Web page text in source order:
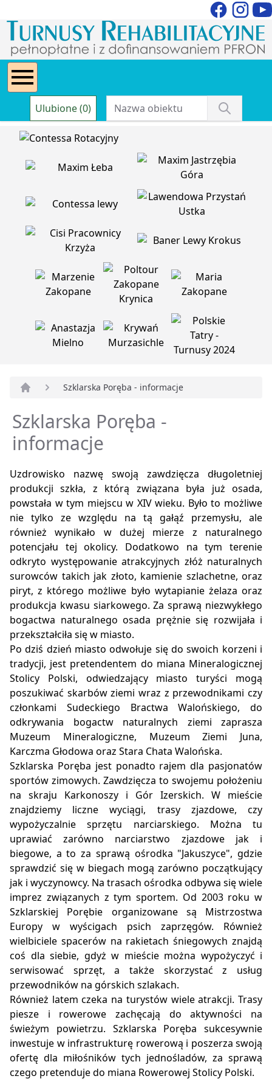
Ulubione (0)
Szklarska Poręba - informacje
Szklarska Poręba -
informacje
Uzdrowisko nazwę swoją zawdzięcza długoletniej
produkcji szkła, z którą związana była już osada,
powstała w tym miejscu w XIV wieku. Było to możliwe
nie tylko ze względu na tą gałąź przemysłu, ale
również wynikało w dużej mierze z naturalnego
potencjału tej okolicy. Dodatkowo na tym terenie
odkryto występowanie atrakcyjnych złóż naturalnych
surowców takich jak złoto, kamienie szlachetne, oraz
piryt, z którego możliwe było wytapianie żelaza oraz
produkcja kwasu siarkowego. Za sprawą niezwykłego
bogactwa naturalnego osada prężnie się rozwijała i
przekształciła się w miasto.
Po dziś dzień miasto odwołuje się do swoich korzeni i
tradycji, jest pretendentem do miana Mineralogicznej
Stolicy Polski, odwiedzający miasto turyści mogą
poszukiwać skarbów ziemi wraz z przewodnikami czy
członkami Sudeckiego Bractwa Walońskiego, do
odkrywania bogactw naturalnych ziemi zaprasza
Muzeum Mineralogiczne, Muzeum Ziemi Juna,
Karczma Głodowa oraz Stara Chata Walońska.
Szklarska Poręba jest ponadto rajem dla pasjonatów
sportów zimowych. Zawdzięcza to swojemu położeniu
na skraju Karkonoszy i Gór Izerskich. W mieście
znajdziemy liczne wyciągi, trasy zjazdowe, czy
wypożyczalnie sprzętu narciarskiego. Można tu
uprawiać zarówno narciarstwo zjazdowe jak i
biegowe, a to za sprawą ośrodka "Jakuszyce", gdzie
sprawdzić się w biegach mogą zarówno początkujący
jak i wyczynowcy. Na trasach ośrodka odbywa się wiele
imprez związanych z tym sportem. Od 2003 roku w
Szklarskiej Porębie organizowane są Mistrzostwa
Europy w wyścigach psich zaprzęgów. Również
wielbiciele spacerów na rakietach śniegowych znajdą
coś dla siebie, gdyż w mieście można wypożyczyć i
serwisować sprzęt, a także skorzystać z usług
przewodników na górskich szlakach.
Również latem czeka na turystów wiele atrakcji. Trasy
piesze i rowerowe zachęcają do aktywności na
świeżym powietrzu. Szklarska Poręba sukcesywnie
inwestuje w infrastrukturę rowerową i poszerza swoją
ofertę dla miłośników tych jednośladów, za sprawą
czego pretenduje do miana Rowerowej Stolicy Polski.